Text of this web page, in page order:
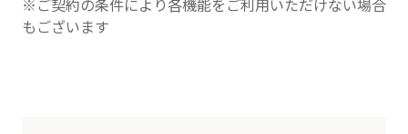
※ご契約の条件により各機能をご利用いただけない場合
もございます